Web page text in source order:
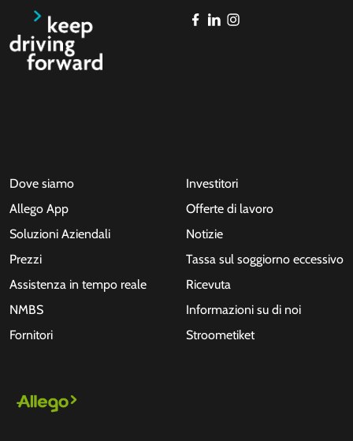
Dove siamo
Allego App
Soluzioni Aziendali
Prezzi
Assistenza in tempo reale
NMBS
Fornitori
Investitori
Offerte di lavoro
Notizie
Tassa sul soggiorno eccessivo
Ricevuta
Informazioni su di noi
Stroometiket